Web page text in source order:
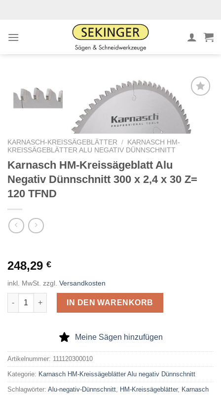
Meine
Sägen
hinzufügen
KARNASCH-KREISSÄGEBLÄTTER /
KARNASCH HM-
KREISSÄGEBLÄTTER ALU NEGATIV DÜNNSCHNITT
Karnasch HM-Kreissägeblatt Alu
Negativ Dünnschnitt 300 x 2,4 x 30 Z=
120 TFND
248,29 €
inkl. MwSt. zzgl. Versandkosten
Karnasch HM-Kreissägeblatt Alu Negativ Dünnschnitt 300 x 2,4
IN DEN WARENKORB
Meine Sägen hinzufügen
Artikelnummer: 111120300010
Kategorie: Karnasch HM-Kreissägeblätter Alu negativ Dünnschnitt
Schlagwörter: Alu-negativ-Dünnschnitt HM-Kreissägeblätter, Karnasch